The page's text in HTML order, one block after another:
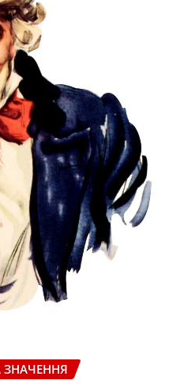
ЗНАЧЕННЯ